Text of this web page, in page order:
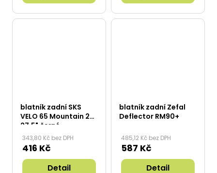
blatník zadní SKS
VELO 65 Mountain 26-
27,5" černé
343,80 Kč bez DPH
416 Kč
Detail
blatník zadní Zefal
Deflector RM90+
485,12 Kč bez DPH
587 Kč
Detail